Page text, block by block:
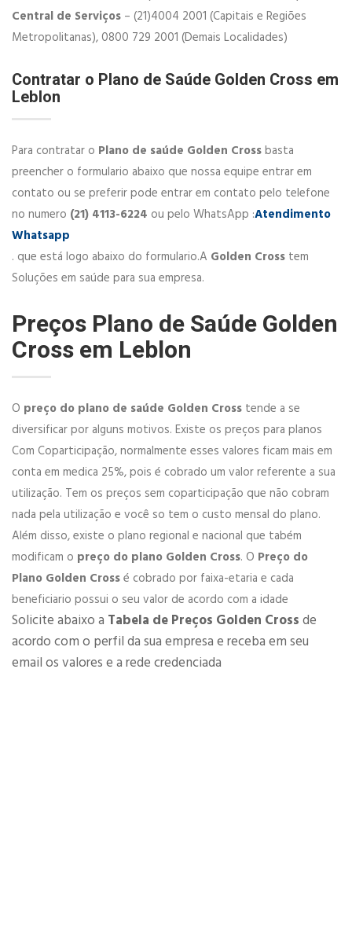
Central de Serviços – (21)4004 2001 (Capitais e Regiões
Metropolitanas), 0800 729 2001​ (Demais Localidades)
Contratar o Plano de Saúde Golden Cross em
Leblon
Para contratar o Plano de saúde Golden Crossbasta
preencher o formulario abaixo que nossa equipe entrar em
contato ou se preferir pode entrar em contato pelo telefone
no numero (21) 4113-6224 ou pelo WhatsApp :Atendimento
Whatsapp
. que está logo abaixo do formulario.A Golden Cross tem
Soluções em saúde para sua empresa.
Preços Plano de Saúde Golden
Cross em Leblon
O preço do plano de saúde Golden Cross tende a se
diversificar por alguns motivos. Existe os preços para planos
Com Coparticipação, normalmente esses valores ficam mais em
conta em medica 25%, pois é cobrado um valor referente a sua
utilização. Tem os preços sem coparticipação que não cobram
nada pela utilização e você so tem o custo mensal do plano.
Além disso, existe o plano regional e nacional que tabém
modificam o preço do plano Golden Cross. O Preço do
Plano Golden Crossé cobrado por faixa-etaria e cada
beneficiario possui o seu valor de acordo com a idade
Solicite abaixo a Tabela de Preços Golden Cross de
acordo com o perfil da sua empresa e receba em seu
email os valores e a rede credenciada